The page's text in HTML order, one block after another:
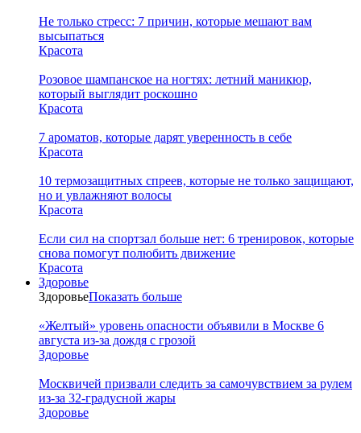
Не только стресс: 7 причин, которые мешают вам
высыпаться
Красота
Розовое шампанское на ногтях: летний маникюр,
который выглядит роскошно
Красота
7 ароматов, которые дарят уверенность в себе
Красота
10 термозащитных спреев, которые не только защищают,
но и увлажняют волосы
Красота
Если сил на спортзал больше нет: 6 тренировок, которые
снова помогут полюбить движение
Красота
Здоровье
ЗдоровьеПоказать больше
«Желтый» уровень опасности объявили в Москве 6
августа из-за дождя с грозой
Здоровье
Москвичей призвали следить за самочувствием за рулем
из-за 32-градусной жары
Здоровье